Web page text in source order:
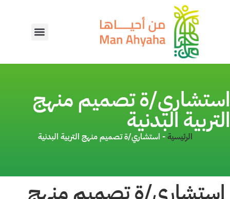
استشاري/ة تصميم منهج
التربية البدنية
الرئيسية- استشاري/ة تصميم منهج التربية البدنية
استشاري/ة تصميم منهج